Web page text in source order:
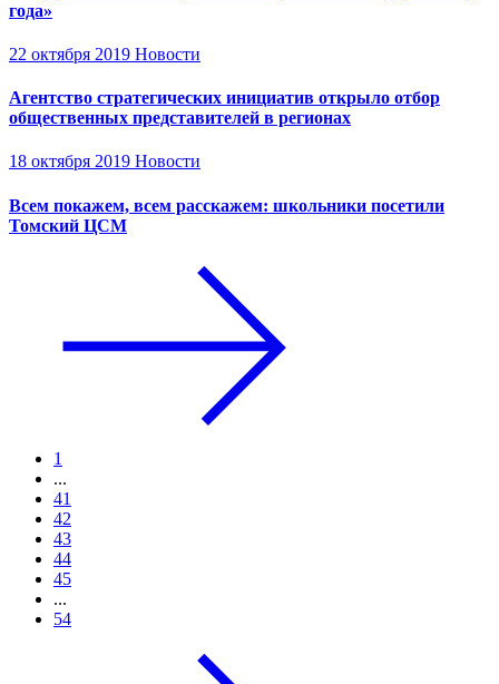
года»
22 октября 2019 Новости
Агентство стратегических инициатив открыло отбор
общественных представителей в регионах
18 октября 2019 Новости
Всем покажем, всем расскажем: школьники посетили
Томский ЦСМ
1
...
41
42
43
44
45
...
54